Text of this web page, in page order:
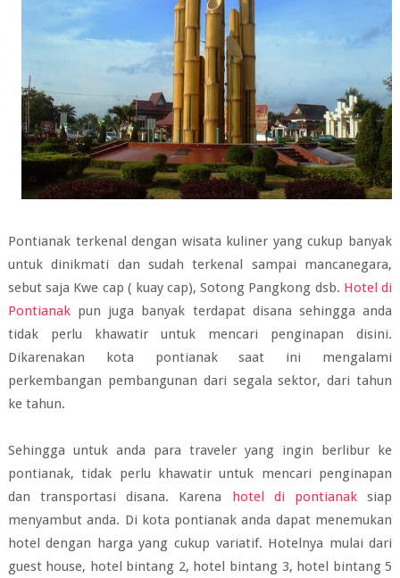
Pontianak terkenal dengan wisata kuliner yang cukup banyak
untuk dinikmati dan sudah terkenal sampai mancanegara,
sebut saja Kwe cap ( kuay cap), Sotong Pangkong dsb. Hotel di
Pontianakpun juga banyak terdapat disana sehingga anda
tidak perlu khawatir untuk mencari penginapan disini.
Dikarenakan kota pontianak saat ini mengalami
perkembangan pembangunan dari segala sektor, dari tahun
ke tahun.
Sehingga untuk anda para traveler yang ingin berlibur ke
pontianak, tidak perlu khawatir untuk mencari penginapan
dan transportasi disana. Karena hotel di pontianaksiap
menyambut anda. Di kota pontianak anda dapat menemukan
hotel dengan harga yang cukup variatif. Hotelnya mulai dari
guest house, hotel bintang 2, hotel bintang 3, hotel bintang 5